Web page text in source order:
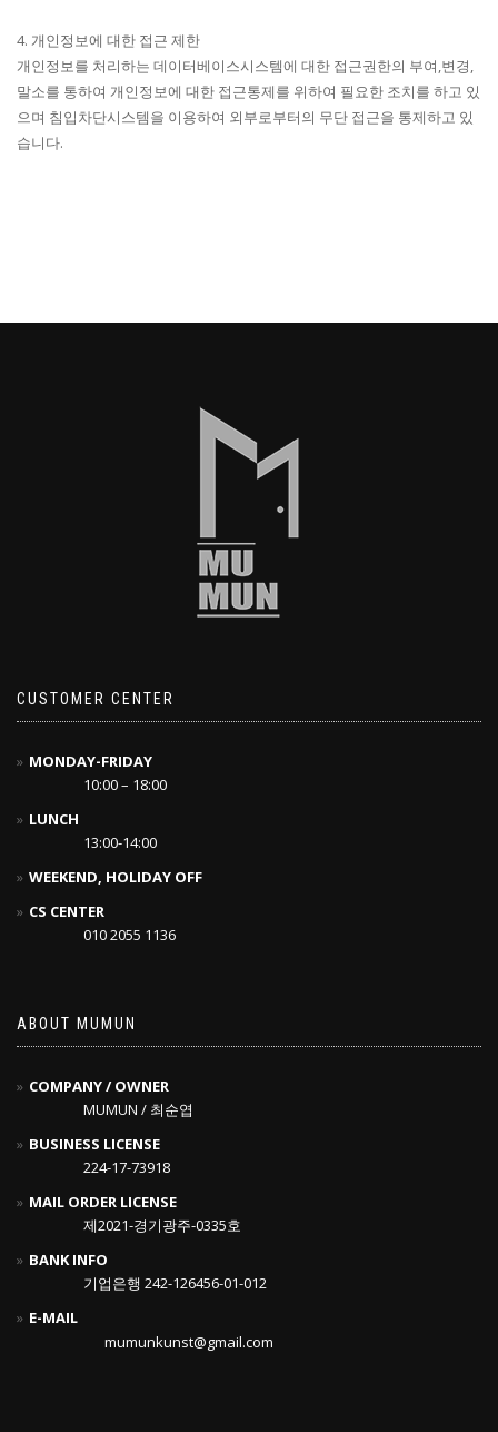
4. 개인정보에 대한 접근 제한
개인정보를 처리하는 데이터베이스시스템에 대한 접근권한의 부여,변경,
말소를 통하여 개인정보에 대한 접근통제를 위하여 필요한 조치를 하고 있
으며 침입차단시스템을 이용하여 외부로부터의 무단 접근을 통제하고 있
습니다.
CUSTOMER CENTER
MONDAY-FRIDAY
10:00 – 18:00
LUNCH
13:00-14:00
WEEKEND, HOLIDAY OFF
CS CENTER
010 2055 1136
ABOUT MUMUN
COMPANY / OWNER
MUMUN / 최순엽
BUSINESS LICENSE
224-17-73918
MAIL ORDER LICENSE
제2021-경기광주-0335호
BANK INFO
기업은행 242-126456-01-012
E-MAIL
mumunkunst@gmail.com